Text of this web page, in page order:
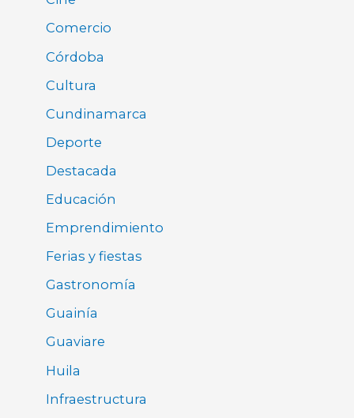
Comercio
Córdoba
Cultura
Cundinamarca
Deporte
Destacada
Educación
Emprendimiento
Ferias y fiestas
Gastronomía
Guainía
Guaviare
Huila
Infraestructura